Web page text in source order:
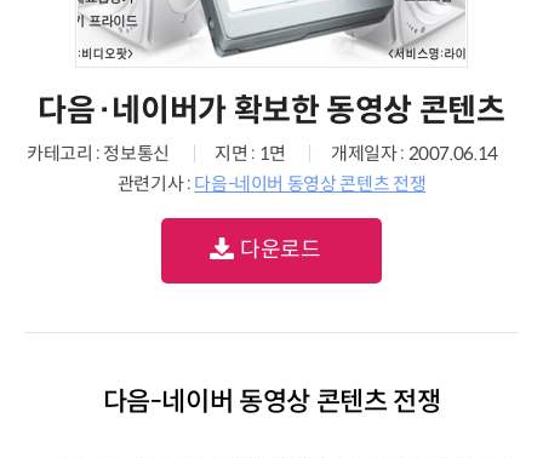
다음·네이버가 확보한 동영상 콘텐츠
카테고리 : 정보통신 지면 : 1면
개제일자 : 2007.06.14
관련기사 : 다음-네이버 동영상 콘텐츠 전쟁
다운로드
다음-네이버 동영상 콘텐츠 전쟁